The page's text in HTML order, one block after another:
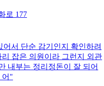
로 177
서 단순 감기인지 확인하려
잡은 의원이라 그런지 외관
내부는 정리정돈이 잘 되어
"